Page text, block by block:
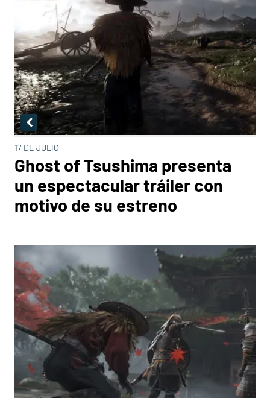
17 DE JULIO
Ghost of Tsushima presenta
un espectacular tráiler con
motivo de su estreno